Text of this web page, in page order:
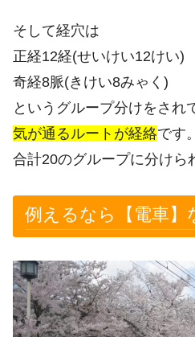
そして経穴は
正経12経(せいけい12けい)
奇経8脈(きけい8みゃく)
というグループ分けをされ
気が通るルートが経絡です。
合計20のグループに分けら
例えるなら【電車】